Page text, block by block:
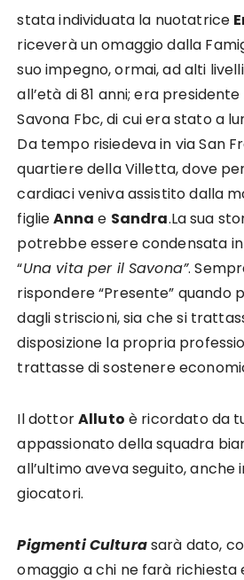
stata individuata la nuotatrice
riceverà un omaggio dalla
suo impegno, ormai, ad alti
all’età di 81 anni; era
Savona Fbc, di cui era stato a
Da tempo risiedeva in via San
quartiere della Villetta, dove
cardiaci veniva assistito dalla
figlieAnna e Sandra.La sua
potrebbe essere condensata
“Una vita per il Savona”.
rispondere “Presente” quando
dagli striscioni, sia che si
disposizione la propria
trattasse di sostenere
Il dottorAlluto è ricordato da
appassionato della squadra
all’ultimo aveva seguito, anche
giocatori.
Pigmenti Culturasarà dato,
omaggio a chi ne farà richiesta